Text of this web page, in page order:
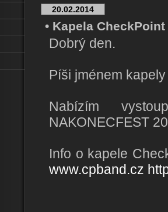
20.02.2014
• Kapela CheckPoint
Dobrý den.
Píši jménem
Nabízím
NAKONECFEST
Info o kapele
www.cpband.cz